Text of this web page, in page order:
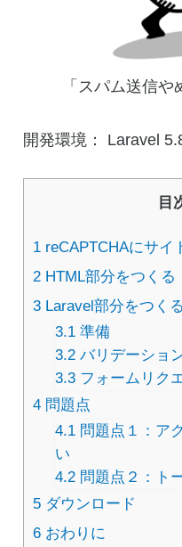
「スパム送信や
開発環境： Laravel
目
1 reCAPTCHAにサイ
2 HTML部分をつくる
3 Laravel部分をつくる
3.1 準備
3.2 バリデーショ
3.3 フォームリク
4 問題点
4.1 問題点１：ア
い
4.2 問題点２：ト
5 ダウンロード
6 おわりに